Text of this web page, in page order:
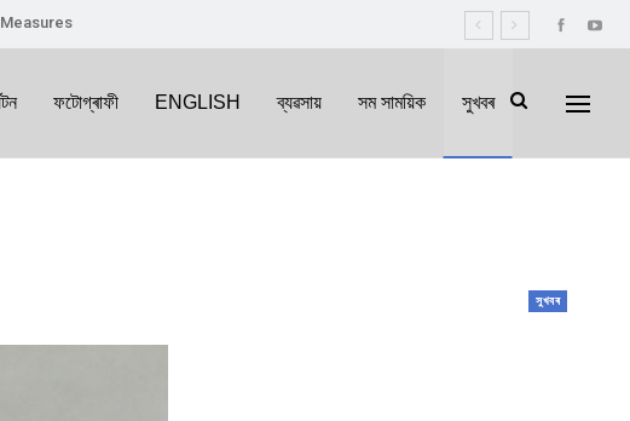
ফটোগ্ৰাফী ENGLISH ব্যৱসায় সম সাময়িক সুখবৰ
সুখবৰ